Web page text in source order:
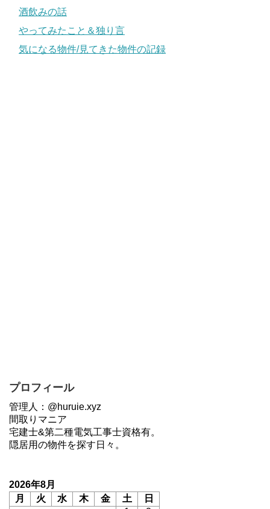
酒飲みの話
やってみたこと＆独り言
気になる物件/見てきた物件の記録
プロフィール
管理人：@huruie.xyz
間取りマニア
宅建士&第二種電気工事士資格有。
隠居用の物件を探す日々。
2026年8月
月
火 水 木 金 土
日